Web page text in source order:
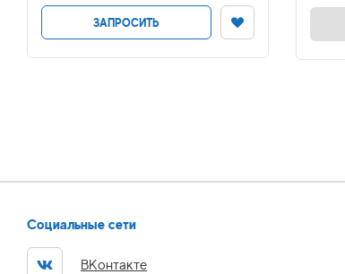
ЗАПРОСИТЬ
Социальные сети
ВКонтакте